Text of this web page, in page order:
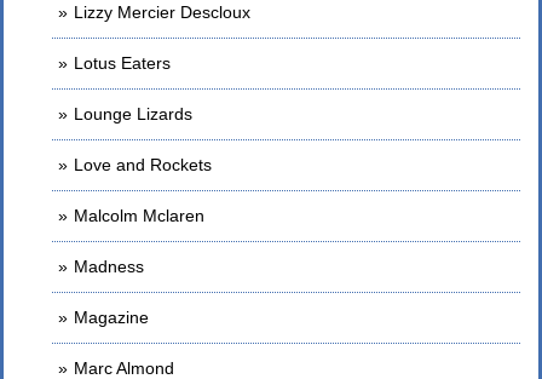
Lizzy Mercier Descloux
Lotus Eaters
Lounge Lizards
Love and Rockets
Malcolm Mclaren
Madness
Magazine
Marc Almond